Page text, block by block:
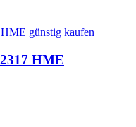
HME